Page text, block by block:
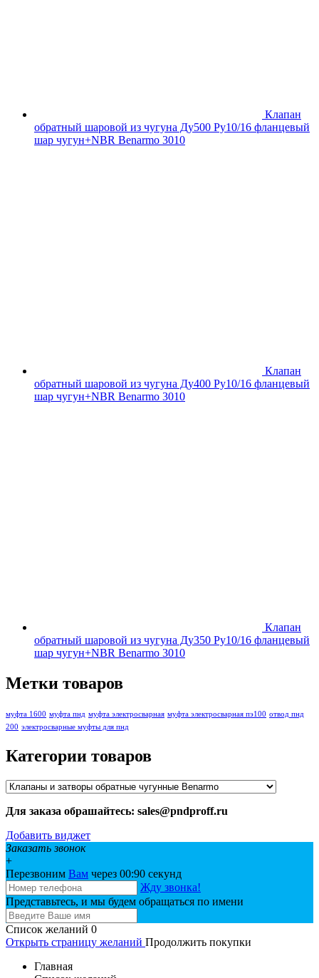
Клапан
обратный шаровой из чугуна Ду500 Ру10/16 фланцевый
шар чугун+NBR Benarmo 3010
Клапан
обратный шаровой из чугуна Ду400 Ру10/16 фланцевый
шар чугун+NBR Benarmo 3010
Клапан
обратный шаровой из чугуна Ду350 Ру10/16 фланцевый
шар чугун+NBR Benarmo 3010
Метки товаров
муфта 1600 муфта пнд муфта электросварная муфта электросварная пэ100 отвод пнд
200 электросварные муфты для пнд
Категории товаров
Для заказа обрашайтесь: sales@pndproff.ru
Добавить виджет
Заказать звонок
+
Перезвоним Вам через 00:90 секунд
Жду звонка!
Представьтесь, и мы будем обращаться по имени
Список желаний 0
Открыть страницу желаний Продолжить покупки
Главная